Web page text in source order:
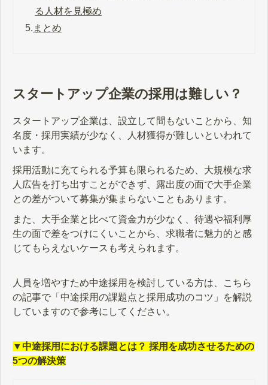
る人材を見極め
5. まとめ
スタートアップ企業の採用は難しい？
スタートアップ企業は、設立して間もないことから、知
名度・採用実績が少なく、人材獲得が難しいといわれて
います。
採用活動に充てられる予算も限られるため、大規模な求
人広告を打ち出すことができず、露出度の面で大手企業
との差がついて募集が集まらないこともあります。
また、大手企業と比べて資金力が少なく、待遇や福利厚
生の面で差をつけにくいことから、求職者に魅力的と感
じてもらえないケースも考えられます。
人員を増やすため中途採用を検討している方は、こちら
の記事で「中途採用の課題点と採用成功のコツ」を解説
していますので参考にしてください。
▼中途採用における課題とは？ 採用を成功させるための
5つの解決策